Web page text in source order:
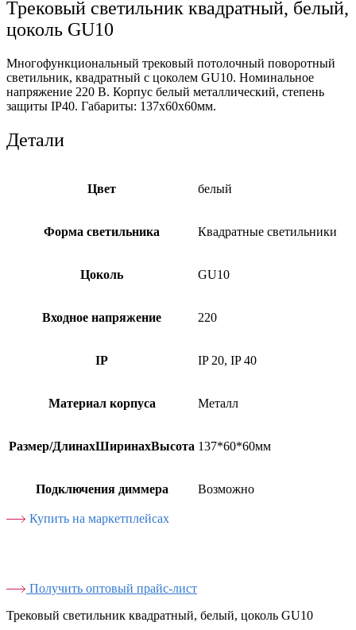
Трековый светильник квадратный, белый,
цоколь GU10
Многофункциональный трековый потолочный поворотный
светильник, квадратный с цоколем GU10. Номинальное
напряжение 220 В. Корпус белый металлический, степень
защиты IP40. Габариты: 137х60х60мм.
Детали
Цвет белый
Форма светильника Квадратные светильники
Цоколь GU10
Входное напряжение 220
IP IP 20, IP 40
Материал корпуса Металл
Размер/ДлинаxШиринаxВысота 137*60*60мм
Подключения диммера Возможно
Купить на маркетплейсах
Получить оптовый прайс-лист
Трековый светильник квадратный, белый, цоколь GU10